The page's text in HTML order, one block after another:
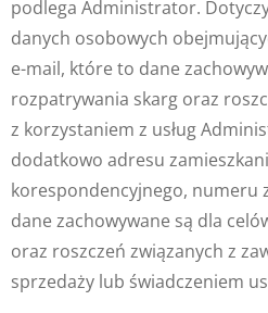
podlega Administrator.
danych osobowych
e-mail, które to dane
rozpatrywania skarg oraz
z korzystaniem z usług
dodatkowo adresu
korespondencyjnego, numeru
dane zachowywane są dla
oraz roszczeń związanych z
sprzedaży lub świadczeniem